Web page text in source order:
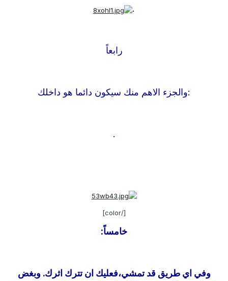
رابعاً
والجزء الاهم منك سيكون دائما هو داخلك
[/color]
خامساً:
وفي اي طريق قد تمشي،فعليك ان تترك اثرك. وبغض